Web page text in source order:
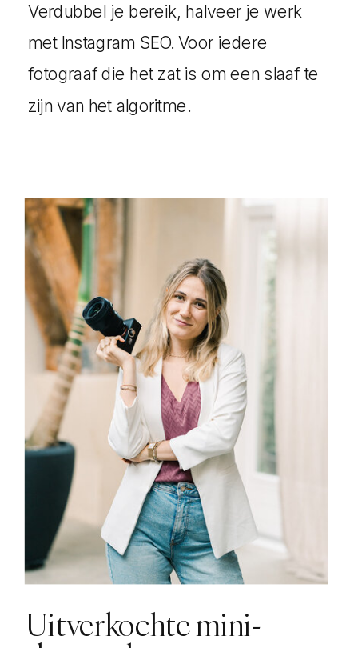
Verdubbel je bereik, halveer je werk
met Instagram SEO. Voor iedere
fotograaf die het zat is om een slaaf te
zijn van het algoritme.
Uitverkochte mini-